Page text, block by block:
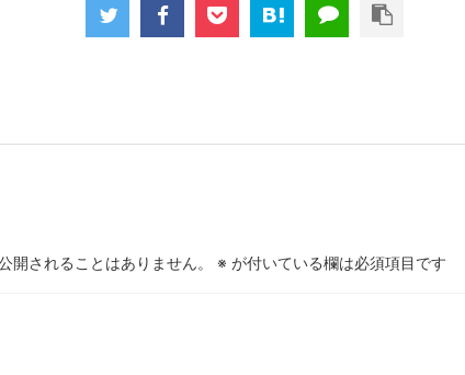
開されることはありません。 ※ が付いている欄は必須項目です